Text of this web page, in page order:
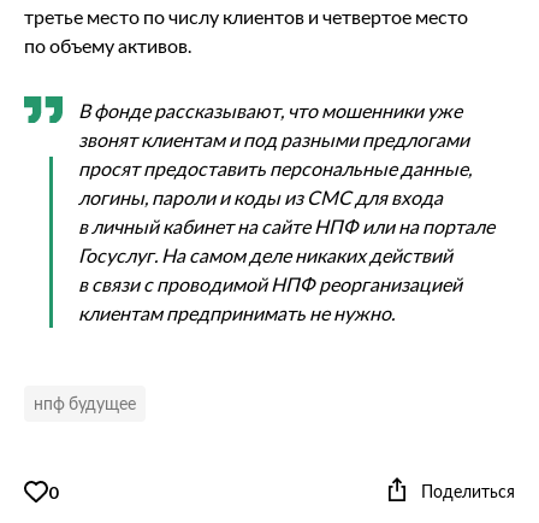
третье место по числу клиентов и четвертое место
по объему активов.
В фонде рассказывают, что мошенники уже
звонят клиентам и под разными предлогами
просят предоставить персональные данные,
логины, пароли и коды из СМС для входа
в личный кабинет на сайте НПФ или на портале
Госуслуг. На самом деле никаких действий
в связи с проводимой НПФ реорганизацией
клиентам предпринимать не нужно.
нпф будущее
0 Поделиться